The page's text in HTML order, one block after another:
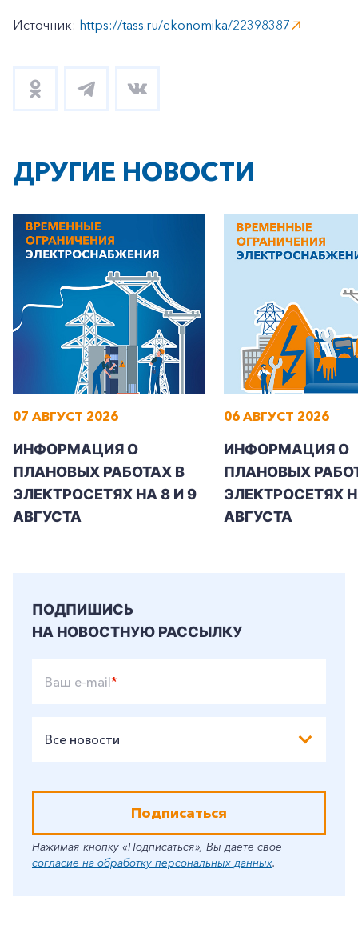
Заказать обратный звонок
Источник: https://tass.ru/ekonomika/22398387
ДРУГИЕ НОВОСТИ
07 АВГУСТ 2026
ИНФОРМАЦИЯ О
ПЛАНОВЫХ РАБОТАХ В
ЭЛЕКТРОСЕТЯХ НА 8 И 9
АВГУСТА
06 АВГУСТ 2026
ИНФОРМАЦИЯ О
ПЛАНОВЫХ
ЭЛЕКТРОСЕТЯХ
АВГУСТА
ПОДПИШИСЬ
НА НОВОСТНУЮ РАССЫЛКУ
Ваш e-mail*
Все новости
Подписаться
Нажимая кнопку «Подписаться», Вы даете свое
согласие на обработку персональных данных.